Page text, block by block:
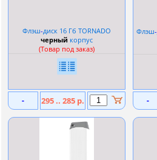
Флэш-диск 16 Гб TORNADO
черный корпус
(Товар под заказ)
- 295 .. 285 р.
Флэш-
-